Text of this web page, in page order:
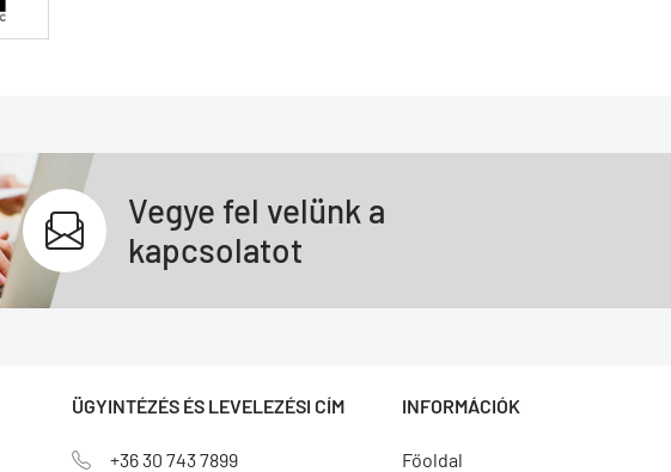
Vegye fel velünk a
kapcsolatot
ÜGYINTÉZÉS ÉS LEVELEZÉSI CÍM
+36 30 743 7899
INFORMÁCIÓK
Főoldal